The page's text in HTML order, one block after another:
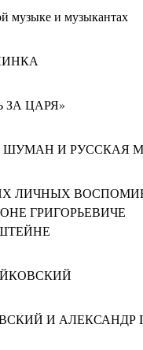
музыке и музыкантах
ЗА ЦАРЯ»
ШУМАН И РУССКАЯ
ЛИЧНЫХ
ГРИГОРЬЕВИЧЕ
И АЛЕКСАНДР